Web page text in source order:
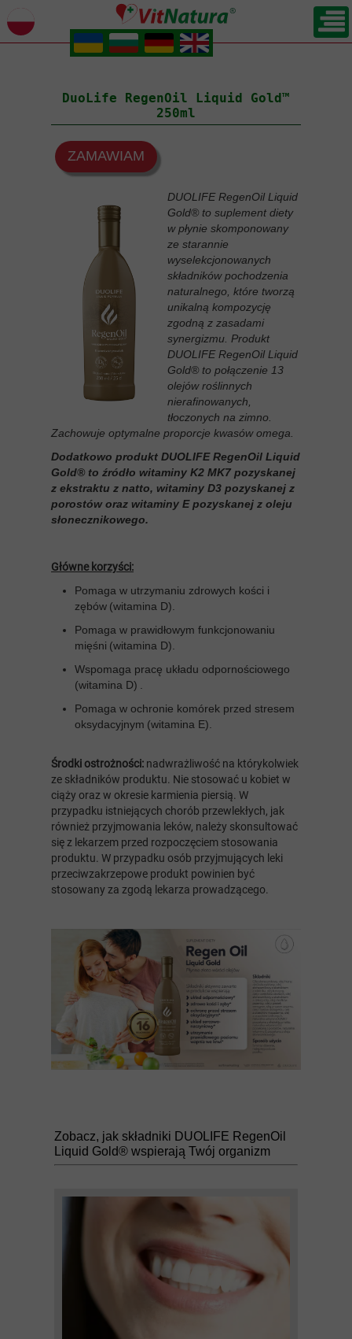
.
.
.
DuoLife RegenOil Liquid Gold™
250ml
ZAMAWIAM
DUOLIFE RegenOil Liquid
Gold® to suplement diety
w płynie skomponowany
ze starannie
wyselekcjonowanych
składników pochodzenia
naturalnego, które tworzą
unikalną kompozycję
zgodną z zasadami
synergizmu. Produkt
DUOLIFE RegenOil Liquid
Gold® to połączenie 13
olejów roślinnych
nierafinowanych,
tłoczonych na zimno.
Zachowuje optymalne proporcje kwasów omega.
Dodatkowo produkt DUOLIFE RegenOil Liquid
Gold® to źródło witaminy K2 MK7 pozyskanej
z ekstraktu z natto, witaminy D3 pozyskanej z
porostów oraz witaminy E pozyskanej z oleju
słonecznikowego.
Główne korzyści:
Pomaga w utrzymaniu zdrowych kości i
zębów (witamina D).
Pomaga w prawidłowym funkcjonowaniu
mięśni (witamina D).
Wspomaga pracę układu odpornościowego
(witamina D) .
Pomaga w ochronie komórek przed stresem
oksydacyjnym (witamina E).
Środki ostrożności: nadwrażliwość na którykolwiek
ze składników produktu. Nie stosować u kobiet w
ciąży oraz w okresie karmienia piersią. W
przypadku istniejących chorób przewlekłych, jak
również przyjmowania leków, należy skonsultować
się z lekarzem przed rozpoczęciem stosowania
produktu. W przypadku osób przyjmujących leki
przeciwzakrzepowe produkt powinien być
stosowany za zgodą lekarza prowadzącego.
Zobacz, jak składniki DUOLIFE RegenOil
Liquid Gold® wspierają Twój organizm